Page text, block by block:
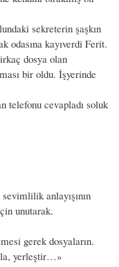
sekreterin şaşkın
odasına kayıverdi Ferit.
dosya olan
bir oldu. İşyerinde
telefonu cevapladı soluk
anlayışının
unutarak.
gerek dosyaların.
yerleştir…»